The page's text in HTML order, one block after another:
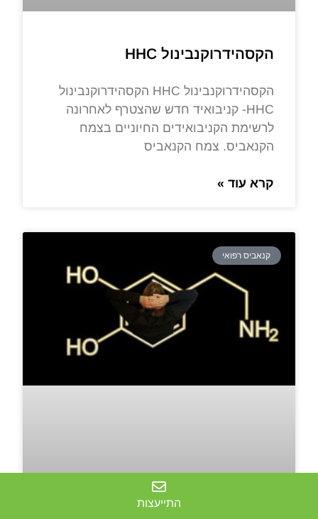
הקסהידרוקנבינול HHC
הקסהידרוקנבינול HHC הקסהידרוקנבינול
HHC- קניבואיד חדש שהצטרף לאחרונה
לרשימת הקניבואידים החיוניים בצמח
הקנאביס. צמח הקנאביס
קרא עוד »
קנאביס רפואי
התייעצות